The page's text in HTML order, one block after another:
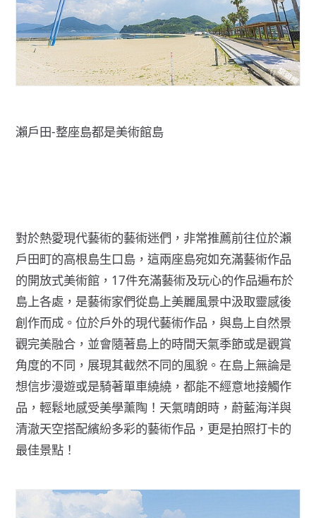
瀨戶田-整座島都是美術館島
對於熱愛現代藝術的藝術迷們，非常推薦前往位於瀨
戶田町的高根島生口島，這兩座島宛如充滿藝術作品
的開放式美術館，17件充滿藝術及玩心的作品遍布於
島上各處，是藝術家們從島上美麗風景中汲取靈感後
創作而成。位於戶外的現代藝術作品，與島上自然景
觀完美融合，並會隨著島上的時間天氣季節或是觀賞
角度的不同，展現其截然不同的風貌。在島上無論是
想信步漫遊或是騎著單車繞繞，都能不經意地接觸作
品，輕鬆地感受美學薰陶！天氣晴朗時，蔚藍海洋與
清澈天空搭配繽紛多彩的藝術作品，更是拍照打卡的
最佳景點！